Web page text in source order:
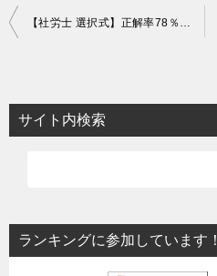
投
ビ
ゲ
ョ
ン
【社労士 選択式】正解率78％！口座振替納付【徴収】
サイト内検索
ランキングに参加しています！